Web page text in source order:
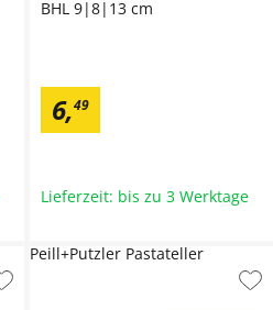
BHL 9|8|13 cm
6,49
Lieferzeit: bis zu 3 Werktage
Peill+Putzler Pastateller